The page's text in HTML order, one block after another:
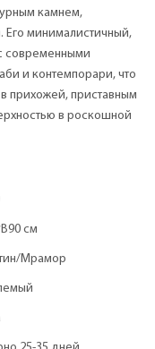
камнем,
Его минималистичный,
современными
и контемпорари, что
прихожей, приставным
в роскошной
см
Мрамор